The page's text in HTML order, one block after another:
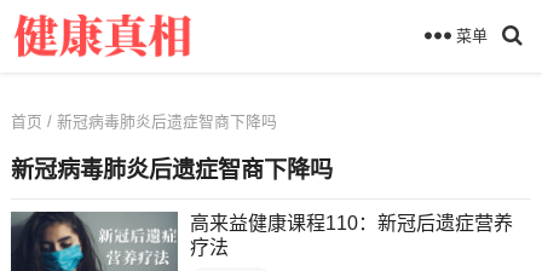
菜单
首页 / 新冠病毒肺炎后遗症智商下降吗
新冠病毒肺炎后遗症智商下降吗
高来益健康课程110：新冠后遗症营养
疗法